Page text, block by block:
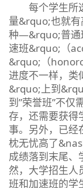
每个学生所
量&rquo;也就有
种—&rquo;普通
速班&rquo;（
&rquo;（
进度不一样，类
&rquo;上到
到”荣誉班”不仅
存，还需要获得
事。另外，已经
枕无忧高了
成绩落到末尾、
然，大学招生人
班和加速班的学